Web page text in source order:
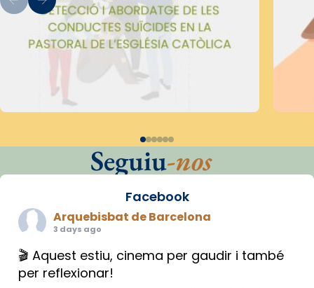
Seguiu-nos
Facebook
Arquebisbat de Barcelona
3 days ago
🎬 Aquest estiu, cinema per gaudir i també
per reflexionar!